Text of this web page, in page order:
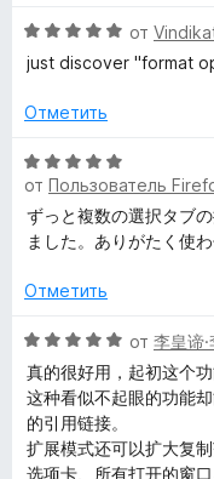
з
5
н
а
и
5
е
н
н
5
и
з
5
О
ц
н
н
о
н
а
и
5
от
just discover "format
Отметить
О
ц
е
н
н
н
а
5
и
з
5
от Пользователь
ずっと複数の選択タブ
ました。ありがたく使
Отметить
О
ц
е
н
е
н
от 李皇谛
真的很好用，起初这个
这种看似不起眼的功能
的引用链接。
扩展模式还可以扩大复
选项卡、所有打开的窗